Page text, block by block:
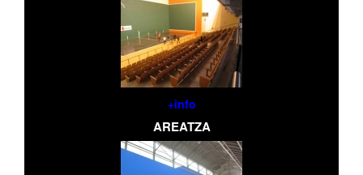
+info
AREATZA